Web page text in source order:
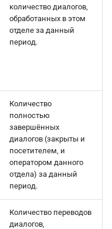
количество диалогов,
обработанных в этом
отделе за данный
период.
Количество
полностью
завершённых
диалогов (закрыты и
посетителем, и
оператором данного
отдела) за данный
период.
Количество переводов
диалогов,